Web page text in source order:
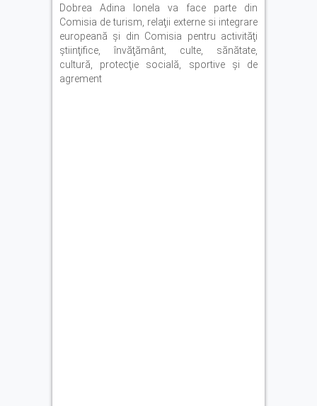
Dobrea Adina Ionela va face parte din
Comisia de turism, relaţii externe si integrare
europeană şi din Comisia pentru activităţi
ştiinţifice, învăţământ, culte, sănătate,
cultură, protecţie socială, sportive şi de
agrement